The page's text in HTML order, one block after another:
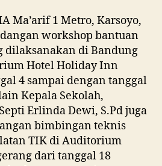
Ma’arif 1 Metro, Karsoyo,
workshop bantuan
dilaksanakan di Bandung
Hotel Holiday Inn
4 sampai dengan tanggal
Kepala Sekolah,
Erlinda Dewi, S.Pd juga
bimbingan teknis
TIK di Auditorium
dari tanggal 18